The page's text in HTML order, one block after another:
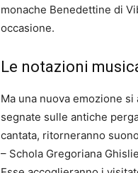
monache Benedettine di
occasione.
Le notazioni
Ma una nuova emozione
segnate sulle antiche
cantata, ritorneranno
– Schola Gregoriana